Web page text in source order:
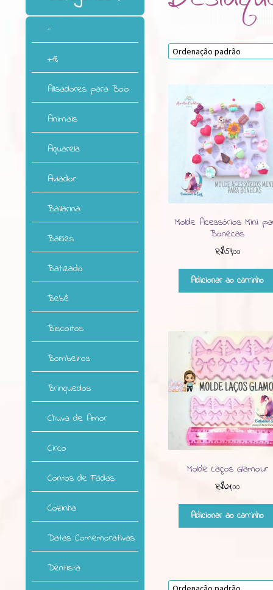
Molde Acessórios Mini
Bonecas
R$59,00
Adicionar ao carrinho
Molde Laços Glamour
R$21,00
Adicionar ao carrinho
-
+18
Alisadores para Bolo
Animais
Aquarela
Aviador
Bailarina
Balões
Batizado
Bebê
Biscoitos
Bombeiros
Brinquedos
Chuva de Amor
Circo
Contos de Fadas
Cozinha
Datas Comemorativas
Dentista